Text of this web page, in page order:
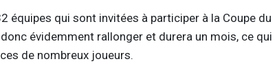
équipes qui sont invitées à participer à la Coupe du
évidemment rallonger et durera un mois, ce qui
de nombreux joueurs.